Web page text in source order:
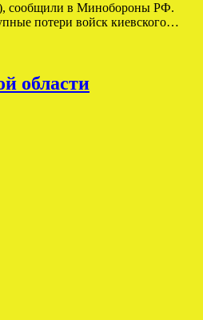
сообщили в Минобороны РФ.
потери войск киевского…
области